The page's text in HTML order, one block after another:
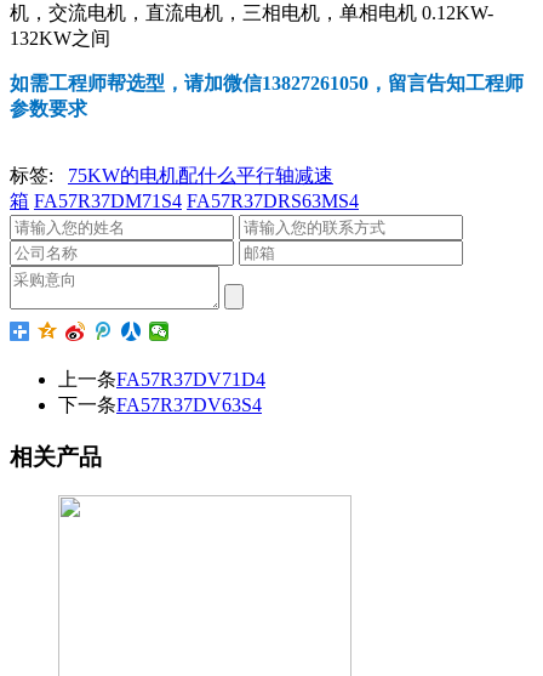
机，交流电机，直流电机，三相电机，单相电机 0.12KW-
132KW之间
如需工程师帮选型，请加微信13827261050，留言告知工程师
参数要求
标签:
75KW的电机配什么平行轴减速
箱 FA57R37DM71S4 FA57R37DRS63MS4
上一条FA57R37DV71D4
下一条FA57R37DV63S4
相关产品